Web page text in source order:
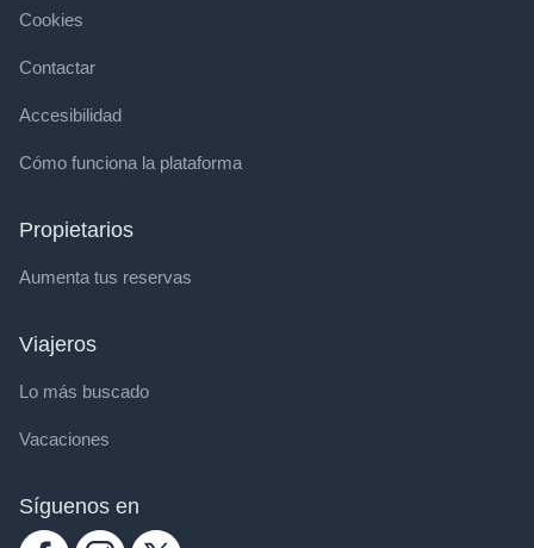
Cookies
Contactar
Accesibilidad
Cómo funciona la plataforma
Propietarios
Aumenta tus reservas
Viajeros
Lo más buscado
Vacaciones
Síguenos en